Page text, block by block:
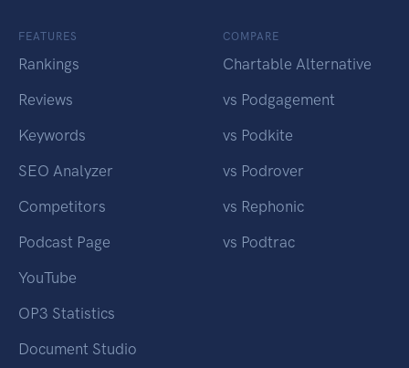
FEATURES
Rankings
Reviews
Keywords
SEO Analyzer
Competitors
Podcast Page
YouTube
OP3 Statistics
Document Studio
COMPARE
Chartable Alternative
vs Podgagement
vs Podkite
vs Podrover
vs Rephonic
vs Podtrac